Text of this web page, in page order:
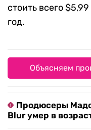
стоить всего
год.
Объясняем
Продюсеры
Blur умер в